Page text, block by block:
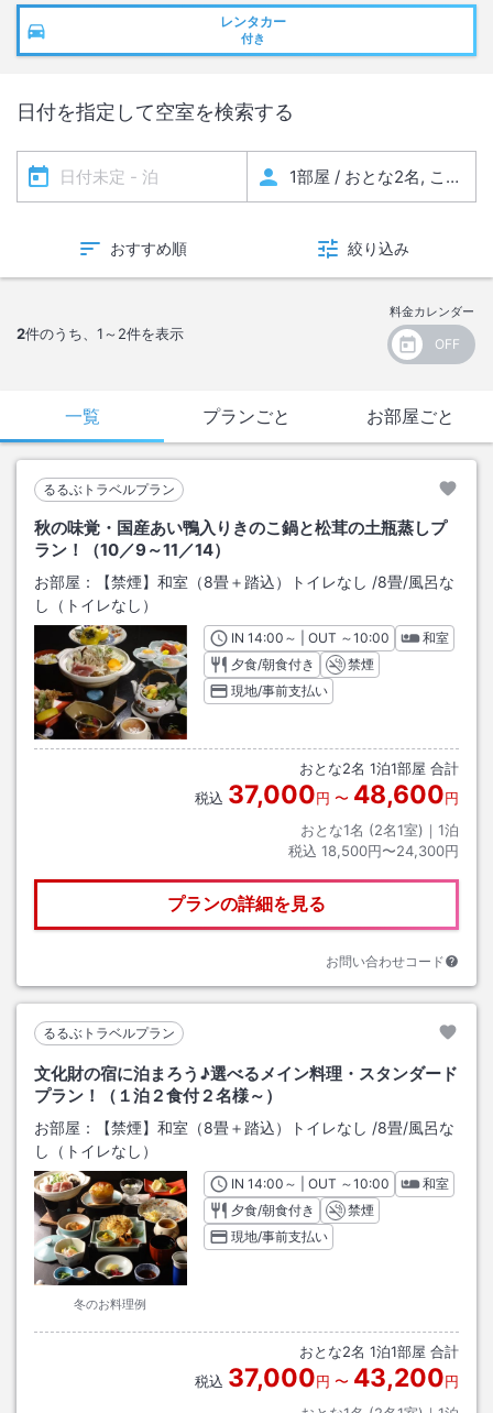
レンタカー
付き
日付を指定して空室を検索する
おすすめ順 絞り込み
2件のうち、 1～2件を表示
料金カレンダー
一覧 プランごと お部屋ごと
るるぶトラベルプラン
秋の味覚・国産あい鴨入りきのこ鍋と松茸の土瓶蒸しプ
ラン！（10／9～11／14）
お部屋： 【禁煙】和室（8畳＋踏込）トイレなし /8畳/風呂な
し（トイレなし）
INチェックイン
14:00 ～ | OUT チェックアウト
～10:00
和室
夕食/朝食付き
禁煙
現地/事前支払い
おとな2名 1泊1部屋 合計
税込 37,000円 〜 48,600円
おとな1名 (2名1室)｜ 1泊
税込 18,500円〜24,300円
プランの詳細を見る
お問い合わせコード
るるぶトラベルプラン
文化財の宿に泊まろう♪選べるメイン料理・スタンダード
プラン！（１泊２食付２名様～）
お部屋： 【禁煙】和室（8畳＋踏込）トイレなし /8畳/風呂な
し（トイレなし）
冬のお料理例
INチェックイン
14:00 ～ | OUT チェックアウト
～10:00
和室
夕食/朝食付き
禁煙
現地/事前支払い
おとな2名 1泊1部屋 合計
税込 37,000円 〜 43,200円